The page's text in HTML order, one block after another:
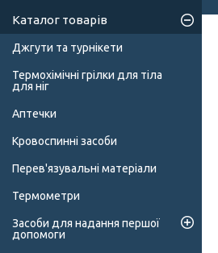
Каталог товарів
Джгути та турнікети
Термохімічні грілки для тіла
для ніг
Аптечки
Кровоспинні засоби
Перев'язувальні матеріали
Термометри
Засоби для надання першої
допомоги